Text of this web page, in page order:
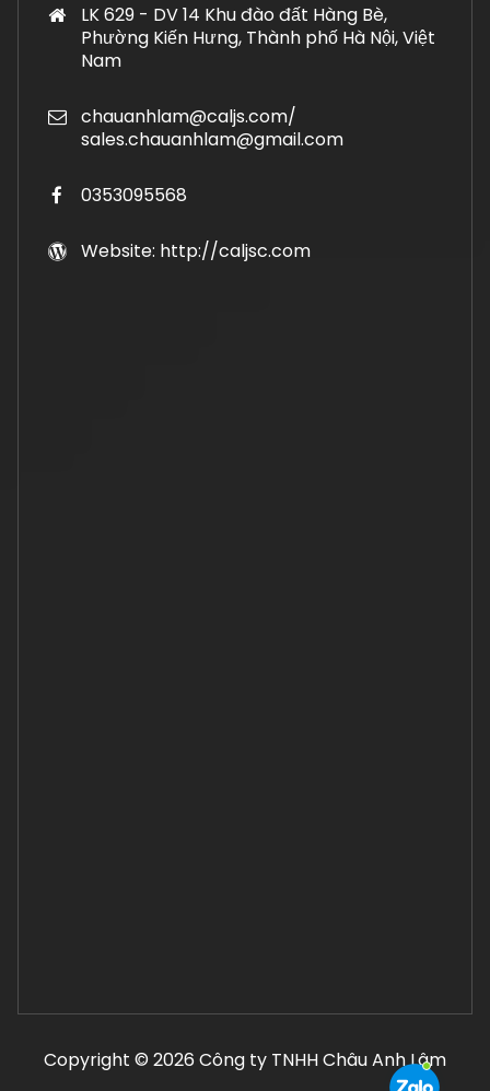
LK 629 - DV 14 Khu đào đất Hàng Bè,
Phường Kiến Hưng, Thành phố Hà Nội, Việt
Nam
chauanhlam@caljs.com/
sales.chauanhlam@gmail.com
0353095568
Website: http://caljsc.com
Copyright © 2026 Công ty TNHH Châu Anh Lâm